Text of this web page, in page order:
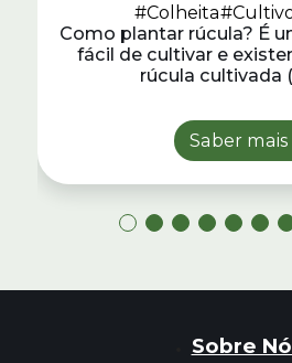
#Colheita
Como plantar rúcula? É
fácil de cultivar e
rúcula cultivada
Saber mais
Sobre